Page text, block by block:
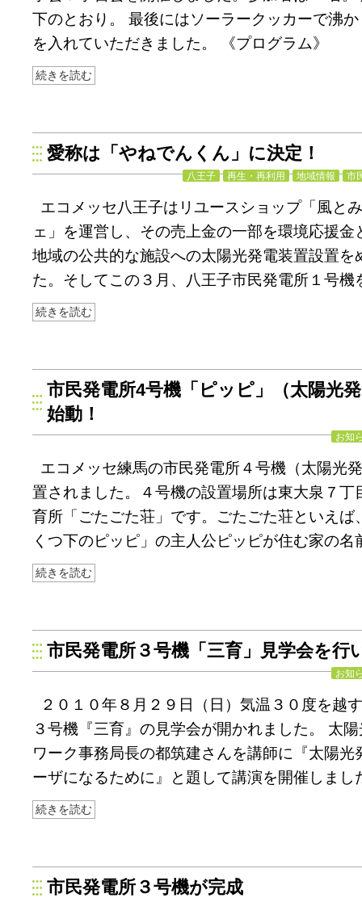
下のとおり。 最後にはソーラークッカーで沸
を入れていただきました。 《プログラム
続きを読む
愛称は「やねでんくん」に決定！
八王子 再生・再利用 地域情報 市
エコメッセ八王子はリユースショップ「風と
ェ」を運営し、その売上金の一部を環境応援金
地域の公共的な施設への太陽光発電装置設置を
た。そしてこの３月、八王子市民発電所１号
続きを読む
市民発電所4号機「ピッピ」（太陽光
始動！
お知
エコメッセ練馬の市民発電所４号機（太陽光
置されました。４号機の設置場所は東大泉７丁
育所「ごたごた荘」です。ごたごた荘といえば
くつ下のピッピ」の主人公ピッピが住む家の
続きを読む
市民発電所３号機「三育」見学会を行
お知
２０１０年８月２９日（日）気温３０度を越
３号機『三育』の見学会が開かれました。 太
ワーク事務局長の都筑建さんを講師に『太陽光
ーザになるために』と題して講演を開催しま
続きを読む
市民発電所３号機が完成